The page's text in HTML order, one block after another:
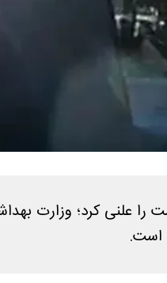
را علنی کرد؛ وزارت
است.